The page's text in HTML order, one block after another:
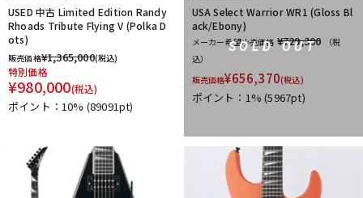
アンプ エフェクター
DJ機器
配信/ライブ機器 楽器アクセサリ
USED 中古 Limited Edition Randy
Rhoads Tribute Flying V (Polka D
ots)
販売価格¥1,365,000(税込)
特別価格
¥980,000(税込)
ポイント：10% (89091pt)
SOLD OUT
USA Select Warrior WR1 (Gloss Bl
ack/Ebony)
メーカー希望小売価格 ¥729,300
（税
込）
販売価格¥656,370(税込)
ポイント：1%(5967pt)